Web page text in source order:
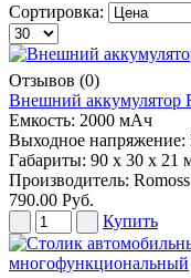
Сортировка:
Отзывов (0)
Внешний аккумулятор
Емкость: 2000 мАч
Выходное
Габариты: 90 х 30 х 21
Производитель: Romoss
790.00 Руб.
Купить